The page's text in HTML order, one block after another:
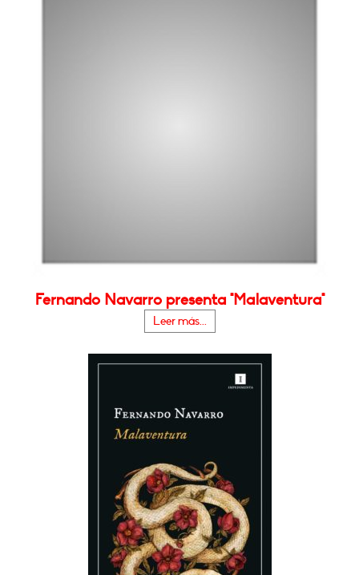
Fernando Navarro presenta "Malaventura"
Leer más...